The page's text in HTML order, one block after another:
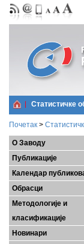
Статистичке
Почетак >
О Заводу
Публикације
Календар
Обрасци
Методологије и
класификације
Новинари